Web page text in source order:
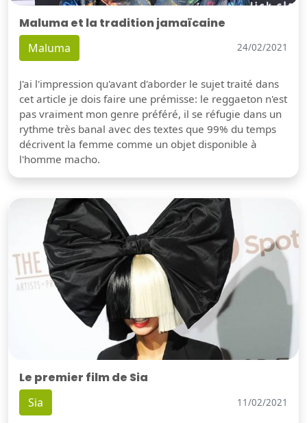
Maluma et la tradition jamaïcaine
Maluma 24/02/2021
J'ai l'impression qu'avant d'aborder le sujet traité dans
cet article je dois faire une prémisse: le reggaeton n'est
pas vraiment mon genre préféré, il se réfugie dans un
rythme très banal avec des textes que 99% du temps
décrivent la femme comme un objet disponible à
l'homme macho.
Le premier film de Sia
Sia 11/02/2021